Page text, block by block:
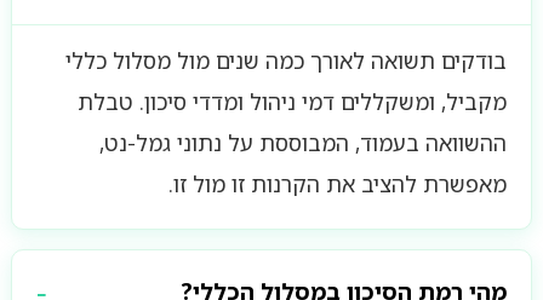
בודקים תשואה לאורך כמה שנים מול מסלול כללי
מקביל, ומשקללים דמי ניהול ומדדי סיכון. טבלת
ההשוואה בעמוד, המבוססת על נתוני גמל-נט,
מאפשרת להציב את הקרנות זו מול זו.
מהי רמת הסיכון במסלול הכללי?